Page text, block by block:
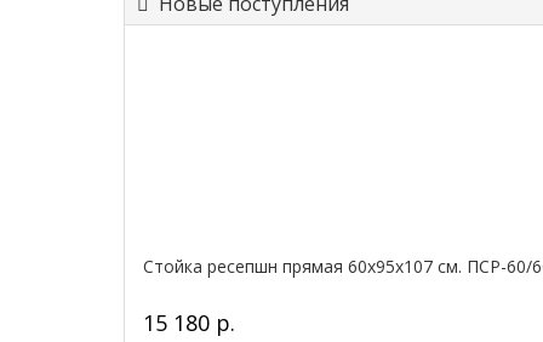
Стойка ресепшн прямая 60х95х107 см. ПСР-60/
15 180 р.